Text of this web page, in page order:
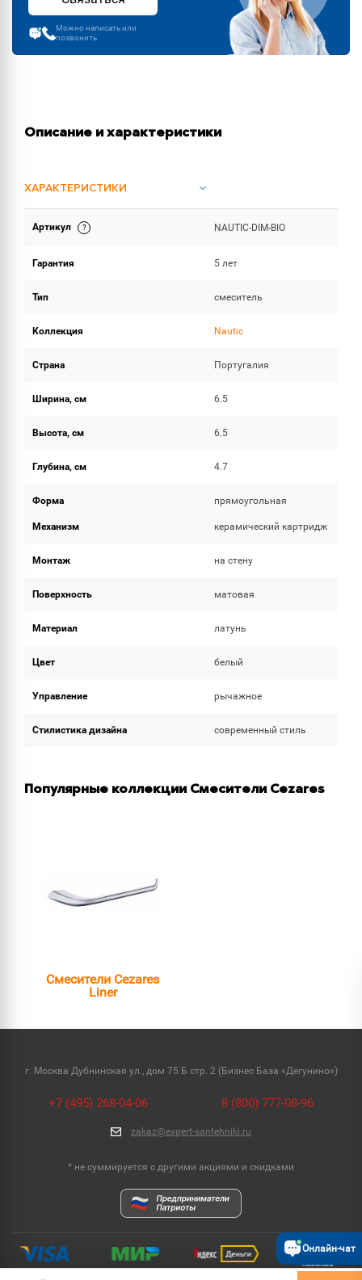
Можно написать или
позвонить
Описание и характеристики
ХАРАКТЕРИСТИКИ
ОБЪЕМ ПОСТАВКИ
Артикул NAUTIC-DIM-BIO
Гарантия 5 лет
Тип смеситель
Коллекция Nautic
Страна Португалия
Ширина, см 6.5
Высота, см 6.5
Глубина, см 4.7
Форма прямоугольная
Механизм керамический картридж
Монтаж на стену
Поверхность матовая
Материал латунь
Цвет белый
Управление рычажное
Стилистика дизайна современный стиль
Популярные коллекции Смесители Cezares
Смесители Cezares
Liner
г. Москва Дубнинская ул., дом 75 Б стр. 2 (Бизнес База «Дегунино»)
+7 (495) 268-04-06 8 (800) 777-08-96
zakaz@expert-santehniki.ru
* не суммируется с другими акциями и скидками
Онлайн-чат